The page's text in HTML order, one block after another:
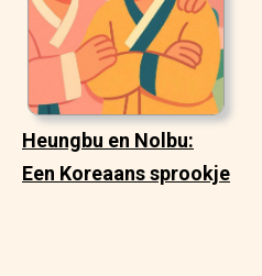
Heungbu en Nolbu:
Een Koreaans sprookje